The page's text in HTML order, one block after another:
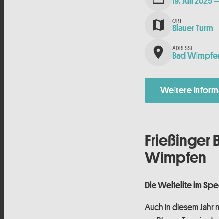
map ORT
Blauer Turm
place ADRESSE
Bad
Weitere
Frießinger
Wimpfen
Die Weltelite im
Auch in diesem